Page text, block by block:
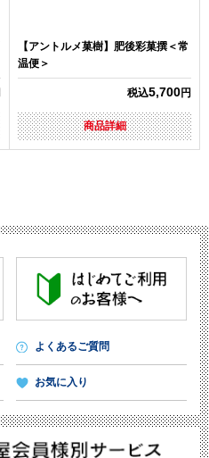
【アントルメ菓樹】肥後彩菓撰＜常
温便＞
税込5,700円
商品詳細
よくあるご質問
お気に入り